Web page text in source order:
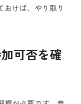
おけば、やり取り
可否を確